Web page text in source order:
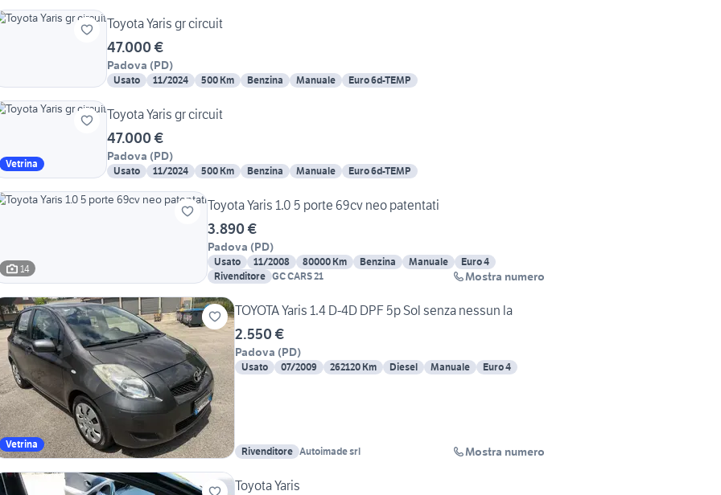
Toyota Yaris gr circuit
47.000 €
Padova (PD)
Usato 11/2024 500 Km Benzina Manuale Euro 6d-TEMP
Vetrina
Toyota Yaris gr circuit
47.000 €
Padova (PD)
Usato 11/2024 500 Km Benzina Manuale Euro 6d-TEMP
14
Toyota Yaris 1.0 5 porte 69cv neo patentati
3.890 €
Padova (PD)
Usato 11/2008 80000 Km Benzina Manuale
Euro 4
Rivenditore GC CARS 21 Mostra numero
Vetrina
TOYOTA Yaris 1.4 D-4D DPF 5p Sol senza nessun la
2.550 €
Padova (PD)
Usato 07/2009 262120 Km Diesel Manuale Euro 4
Rivenditore Autoimade srl Mostra numero
Toyota Yaris